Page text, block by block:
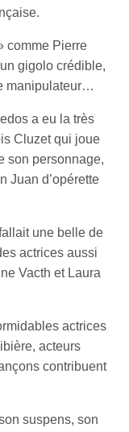
comme Pierre
gigolo crédible,
manipulateur…
a eu la très
Cluzet qui joue
son personnage,
Juan d’opérette
une belle de
actrices aussi
Vacth et Laura
actrices
acteurs
contribuent
suspens, son